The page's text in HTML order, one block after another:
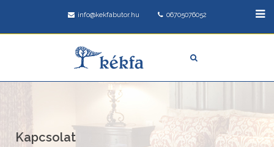
info@kekfabutor.hu 06705076052
Kapcsolat